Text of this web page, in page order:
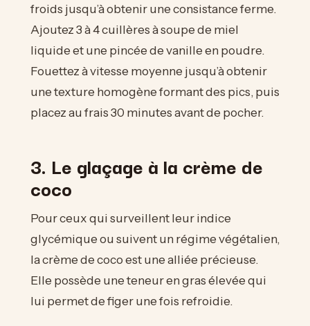
froids jusqu’à obtenir une consistance ferme.
Ajoutez 3 à 4 cuillères à soupe de miel
liquide et une pincée de vanille en poudre.
Fouettez à vitesse moyenne jusqu’à obtenir
une texture homogène formant des pics, puis
placez au frais 30 minutes avant de pocher.
3. Le glaçage à la crème de
coco
Pour ceux qui surveillent leur indice
glycémique ou suivent un régime végétalien,
la crème de coco est une alliée précieuse.
Elle possède une teneur en gras élevée qui
lui permet de figer une fois refroidie.